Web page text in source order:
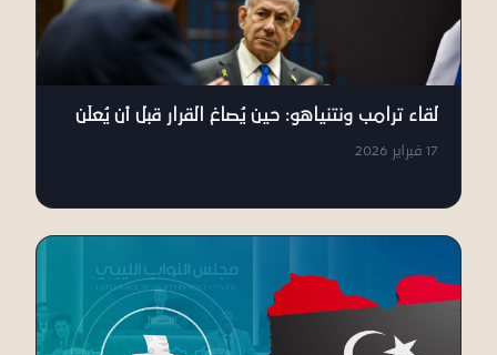
لقاء ترامب ونتنياهو: حين يُصاغ القرار قبل أن يُعلَن
17 فبراير 2026